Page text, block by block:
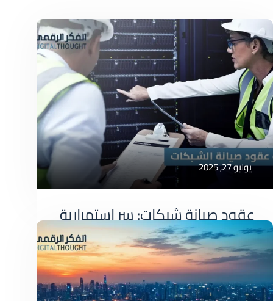
يوليو 27, 2025
عقود صيانة شبكات: سر استمرارية
عملك وكفاءة أنظمتك
عقود صيانة شبكات: سر استمرارية عملك وكفاءة
أنظمتك في عالم